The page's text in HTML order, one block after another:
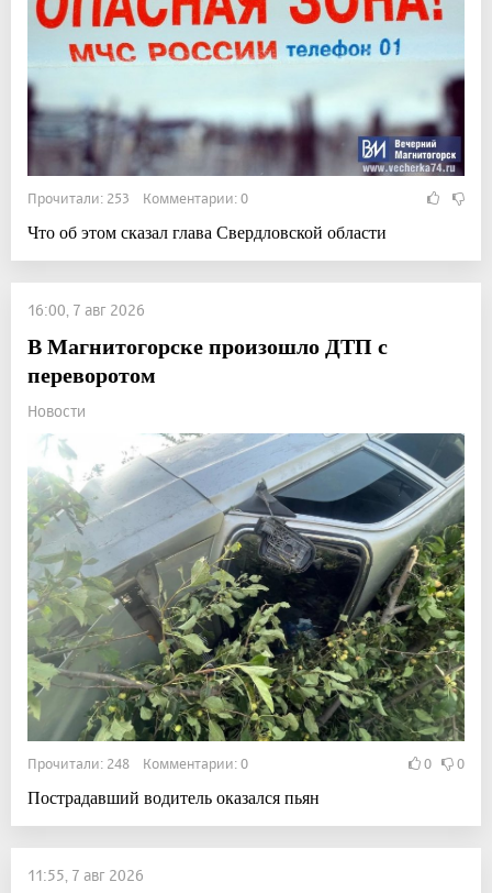
Прочитали: 253 Комментарии: 0
Что об этом сказал глава Свердловской области
16:00, 7 авг 2026
В Магнитогорске произошло ДТП с
переворотом
Новости
Прочитали: 248 Комментарии: 0 0 0
Пострадавший водитель оказался пьян
11:55, 7 авг 2026